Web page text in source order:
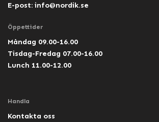
E-post: info@nordik.se
Öppettider
Måndag 09.00-16.00
Tisdag-Fredag 07.00-16.00
Lunch 11.00-12.00
Handla
Kontakta oss